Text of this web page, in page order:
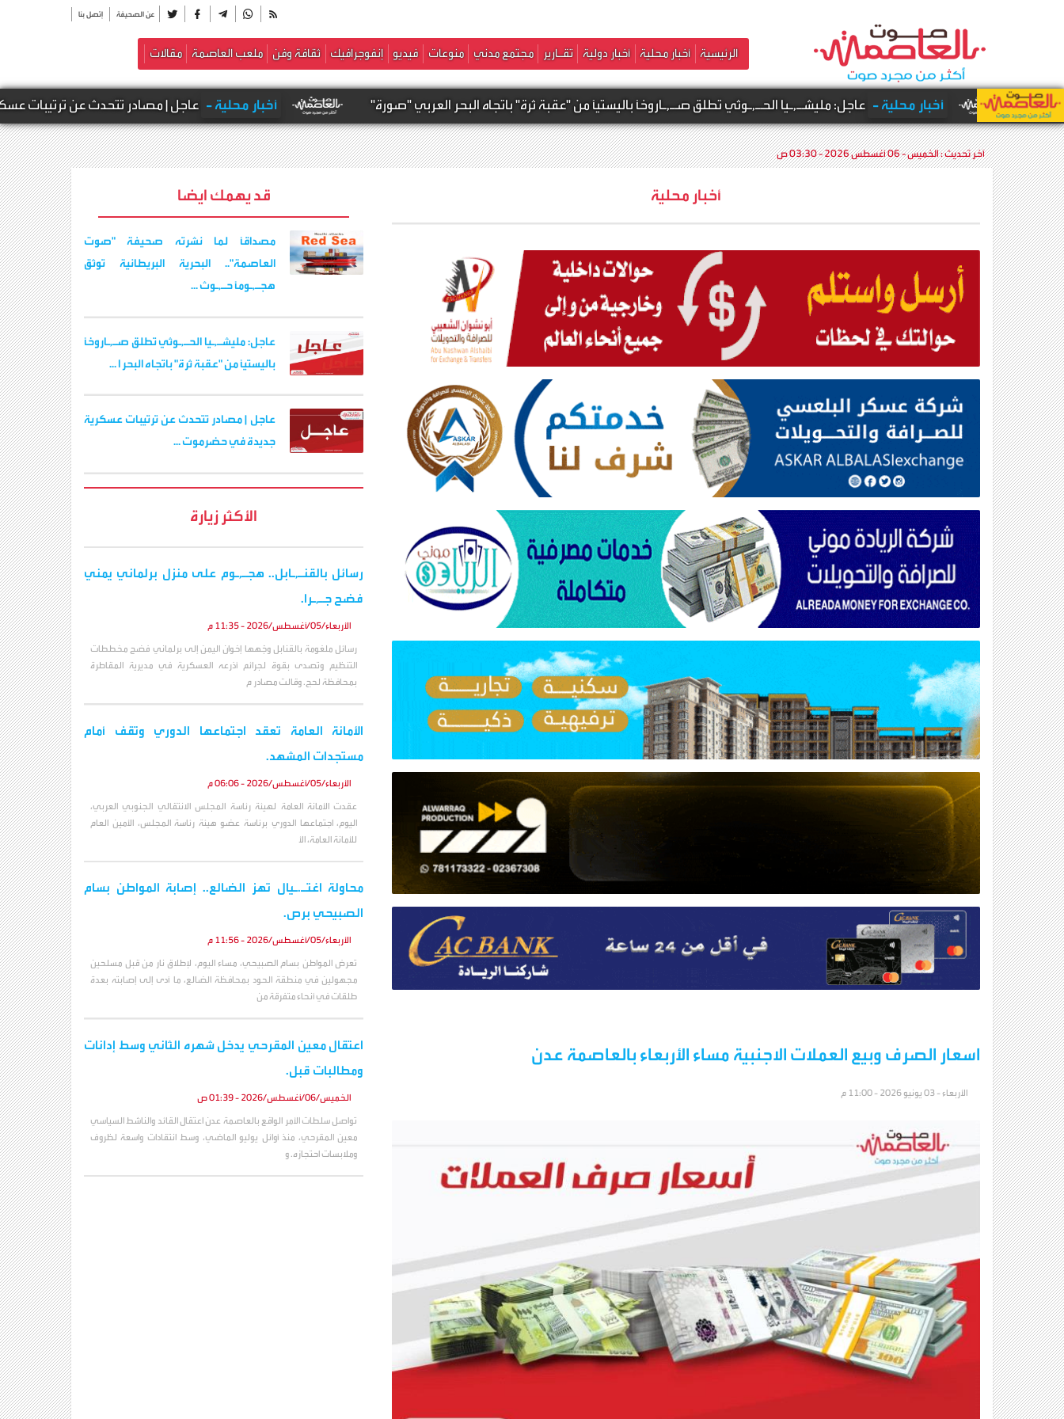
عن الصحيفة إتصل بنا
الرئيسية أخبار محلية أخبار دولية تقـارير مجتمع مدني منوعات فيديو إنفوجرافيك ثقافة وفن ملعب العاصمة مقالات
أخبار محلية - عاجل: مليشـ,ـيا الحـ,ـوثي تطلق صـ,ـاروخاً باليستياً من "عقبة ثرة" باتجاه البحر العربي "صورة" أخبار محلية - عاجل | مصادر تتحدث عن ترتيبات عسكرية جديدة
آخر تحديث :الخميس - 06 أغسطس 2026 - 03:30 ص
أخبار محلية
اسعار الصرف وبيع العملات الاجنبية مساء الأربعاء بالعاصمة عدن
الأربعاء - 03 يونيو 2026 - 11:00 م
قد يهمك ايضا
مصداقاً لما نشرته صحيفة "صوت
العاصمة".. البحرية البريطانية توثق
هجـ,ـوماً حـ,ـوث ...
عاجل: مليشـ,ـيا الحـ,ـوثي تطلق صـ,ـاروخاً
باليستياً من "عقبة ثرة" باتجاه البحر ا ...
عاجل | مصادر تتحدث عن ترتيبات عسكرية
جديدة في حضرموت ...
الأكثر زيارة
رسائل بالقنـ,ـابل.. هجـ,ـوم على منزل برلماني يمني
فضح جـ,ـرا.
الأربعاء/05/أغسطس/2026 - 11:35 م
رسائل ملغومة بالقنابل وجّهها إخوان اليمن إلى برلماني فضح مخططات
التنظيم وتصدى بقوة لجرائم أذرعه العسكرية في مديرية المقاطرة
بمحافظة لحج. وقالت مصادر م
الأمانة العامة تعقد اجتماعها الدوري وتقف أمام
مستجدات المشهد.
الأربعاء/05/أغسطس/2026 - 06:06 م
عقدت الأمانة العامة لهيئة رئاسة المجلس الانتقالي الجنوبي العربي،
اليوم، اجتماعها الدوري برئاسة عضو هيئة رئاسة المجلس، الأمين العام
للأمانة العامة، الأ
محاولة اغتـ.ـيال تهز الضالع.. إصابة المواطن بسام
الصبيحي برص.
الأربعاء/05/أغسطس/2026 - 11:56 م
تعرض المواطن بسام الصبيحي، مساء اليوم، لإطلاق نار من قبل مسلحين
مجهولين في منطقة الحود بمحافظة الضالع، ما أدى إلى إصابته بعدة
طلقات في أنحاء متفرقة من
اعتقال معين المقرحي يدخل شهره الثاني وسط إدانات
ومطالبات قبل.
الخميس/06/أغسطس/2026 - 01:39 ص
تواصل سلطات الأمر الواقع بالعاصمة عدن اعتقال القائد والناشط السياسي
معين المقرحي، منذ أوائل يوليو الماضي، وسط انتقادات واسعة لظروف
وملابسات احتجازه. و